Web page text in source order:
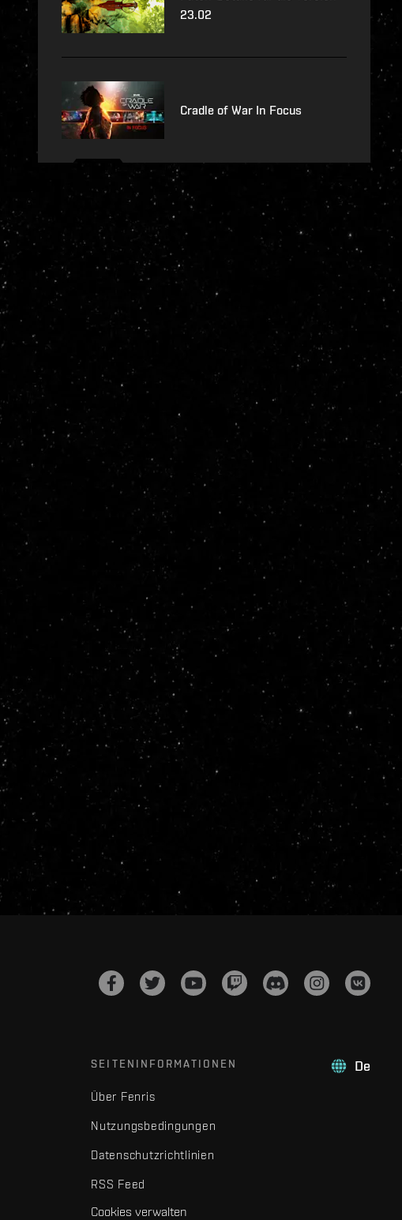
23.02
Cradle of War In Focus
De
SEITENINFORMATIONEN
Über Fenris
Nutzungsbedingungen
Datenschutzrichtlinien
RSS Feed
Cookies verwalten